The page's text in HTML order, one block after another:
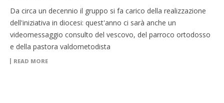
Da circa un decennio il gruppo si fa carico della realizzazione
dell'iniziativa in diocesi: quest'anno ci sarà anche un
videomessaggio consulto del vescovo, del parroco ortodosso
e della pastora valdometodista
READ MORE